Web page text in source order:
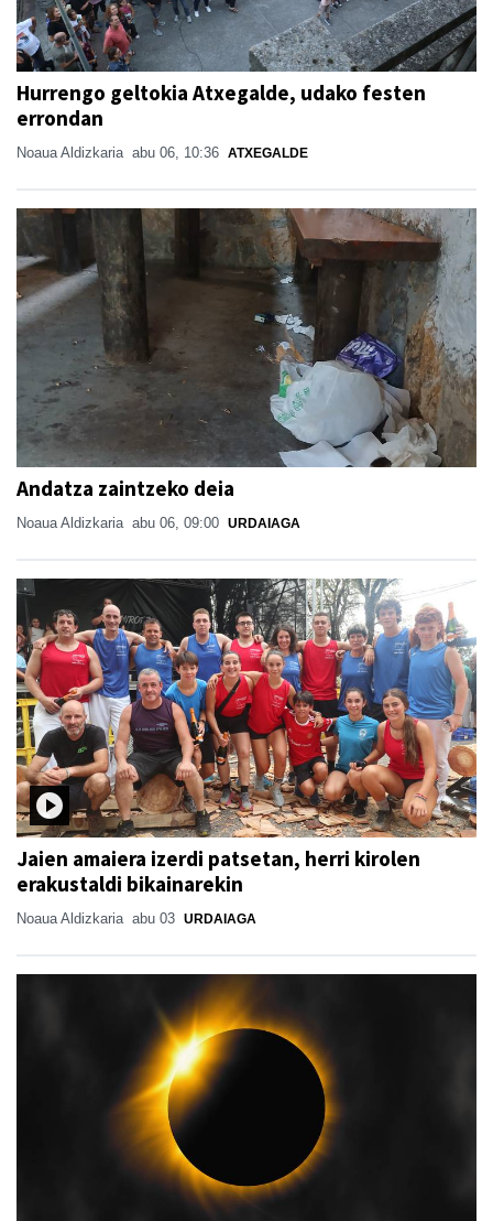
Hurrengo geltokia Atxegalde, udako festen
errondan
Noaua Aldizkaria abu 06, 10:36 ATXEGALDE
Andatza zaintzeko deia
Noaua Aldizkaria abu 06, 09:00 URDAIAGA
Jaien amaiera izerdi patsetan, herri kirolen
erakustaldi bikainarekin
Noaua Aldizkaria abu 03 URDAIAGA